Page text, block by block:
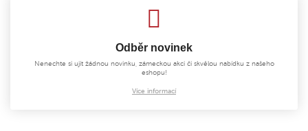
Odběr novinek
Nenechte si ujít žádnou novinku, zámeckou akci či skvělou nabídku z našeho
eshopu!
Více informací